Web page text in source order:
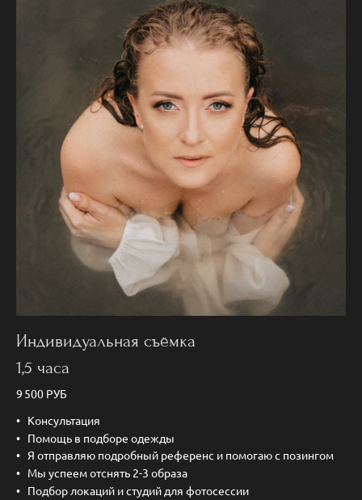
Индивидуальная съёмка
1,5 часа
9 500 РУБ
Консультация
Помощь в подборе одежды
Я отправляю подробный референс и помогаю с позингом
Мы успеем отснять 2-3 образа
Подбор локаций и студий для фотосессии